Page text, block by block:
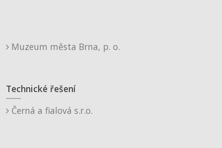
Muzeum města Brna, p. o.
Technické řešení
Černá a fialová s.r.o.